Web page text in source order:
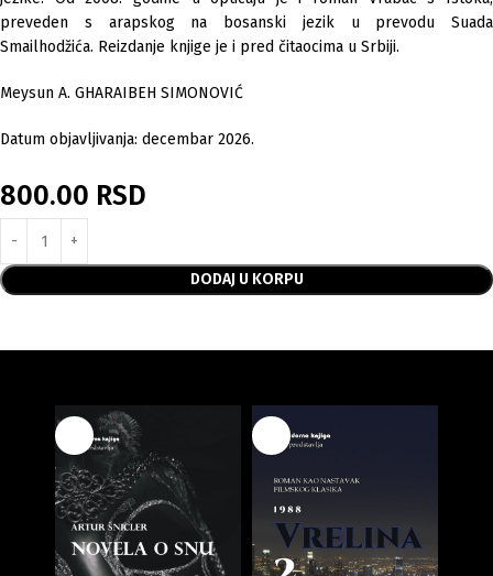
preveden s arapskog na bosanski jezik u prevodu Suada
Smailhodžića. Reizdanje knjige je i pred čitaocima u Srbiji.
Meysun A. GHARAIBEH SIMONOVIĆ
Datum objavljivanja: decembar 2026.
800.00 RSD
DODAJ U KORPU